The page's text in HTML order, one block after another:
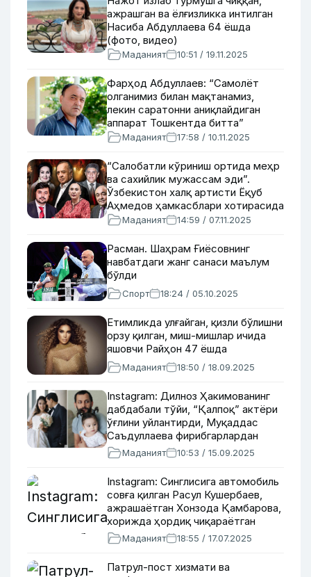
ажрашган ва ёлғизликка интилган
Насиба Абдуллаева 64 ёшда
(фото, видео)
Маданият 10:51 / 19.11.2025
Фарҳод Абдуллаев: “Самолёт
олганимиз билан мақтанамиз,
лекин саратонни аниқлайдиган
аппарат Тошкентда битта”
Маданият 17:58 / 10.11.2025
“Салобатли кўриниш ортида меҳр
ва сахийлик мужассам эди”.
Ўзбекистон халқ артисти Ёқуб
Аҳмедов ҳамкасблари хотирасида
Маданият 14:59 / 07.11.2025
Расман. Шаҳрам Ғиёсовнинг
навбатдаги жанг санаси маълум
бўлди
Спорт 18:24 / 05.10.2025
Етимликда улғайган, қизли бўлишни
орзу қилган, миш-мишлар ичида
яшовчи Райҳон 47 ёшда
Маданият 18:50 / 18.09.2025
Instagram: Дилноз Ҳакимованинг
дабдабали тўйи, “Қалпоқ” актёри
ўғлини уйлантирди, Муқаддас
Саъдуллаева фирибгарлардан
огоҳлантирди
Маданият 10:53 / 15.09.2025
Instagram: Синглисига автомобиль
совға қилган Расул Кушербаев,
ажрашаётган Хонзода Қамбарова,
хорижда ҳордиқ чиқараётган
машҳурлар
Маданият 18:55 / 17.07.2025
Патрул-пост хизмати ва